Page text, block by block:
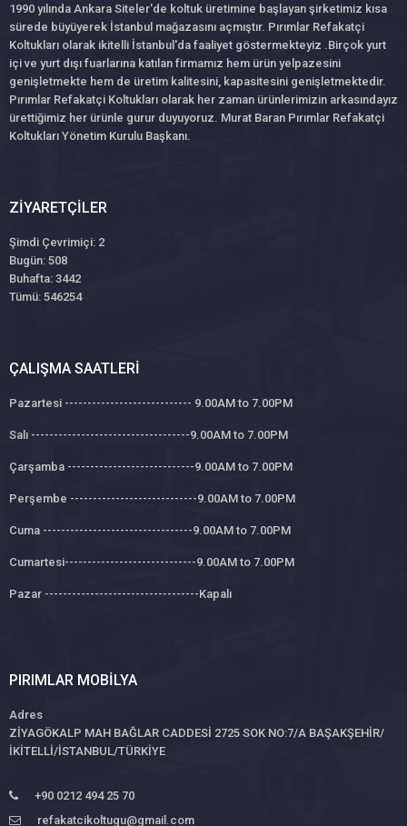
1990 yılında Ankara Siteler'de koltuk üretimine başlayan şirketimiz kısa
sürede büyüyerek İstanbul mağazasını açmıştır. Pırımlar Refakatçi
Koltukları olarak ikitelli İstanbul'da faaliyet göstermekteyiz .Birçok yurt
içi ve yurt dışı fuarlarına katılan firmamız hem ürün yelpazesini
genişletmekte hem de üretim kalitesini, kapasitesini genişletmektedir.
Pırımlar Refakatçi Koltukları olarak her zaman ürünlerimizin arkasındayız
ürettiğimiz her ürünle gurur duyuyoruz. Murat Baran Pırımlar Refakatçi
Koltukları Yönetim Kurulu Başkanı.
ZIYARETÇILER
Şimdi Çevrimiçi: 2
Bugün: 508
Buhafta: 3442
Tümü: 546254
ÇALIŞMA SAATLERI
Pazartesi ---------------------------- 9.00AM to 7.00PM
Salı -----------------------------------9.00AM to 7.00PM
Çarşamba ----------------------------9.00AM to 7.00PM
Perşembe ----------------------------9.00AM to 7.00PM
Cuma ---------------------------------9.00AM to 7.00PM
Cumartesi-----------------------------9.00AM to 7.00PM
Pazar ----------------------------------Kapalı
PIRIMLAR MOBILYA
Adres
ZİYAGÖKALP MAH BAĞLAR CADDESİ 2725 SOK NO:7/A BAŞAKŞEHİR/
İKİTELLİ/İSTANBUL/TÜRKİYE
+90 0212 494 25 70
refakatcikoltugu@gmail.com